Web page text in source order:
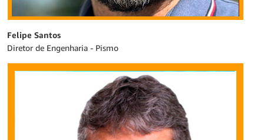
Felipe Santos
Diretor de Engenharia - Pismo